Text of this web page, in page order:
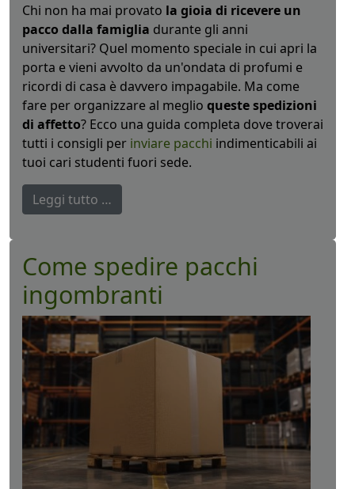
Chi non ha mai provato la gioia di ricevere un
pacco dalla famiglia durante gli anni
universitari? Quel momento speciale in cui apri la
porta e vieni avvolto da un'ondata di profumi e
ricordi di casa è davvero impagabile. Ma come
fare per organizzare al meglio queste spedizioni
di affetto? Ecco una guida completa dove troverai
tutti i consigli per inviare pacchi indimenticabili ai
tuoi cari studenti fuori sede.
Leggi tutto …
Come spedire pacchi
ingombranti